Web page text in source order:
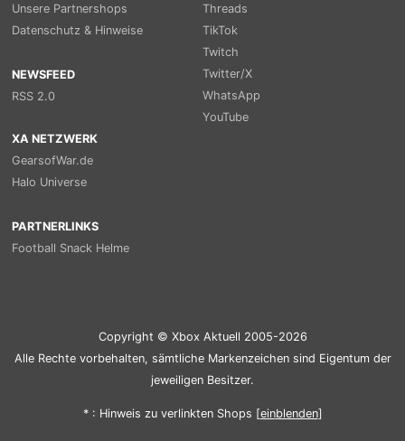
Unsere Partnershops
Datenschutz & Hinweise
NEWSFEED
RSS 2.0
Threads
TikTok
Twitch
Twitter/X
WhatsApp
YouTube
XA NETZWERK
GearsofWar.de
Halo Universe
PARTNERLINKS
Football Snack Helme
Copyright © Xbox Aktuell 2005-2026
Alle Rechte vorbehalten, sämtliche Markenzeichen sind Eigentum der
jeweiligen Besitzer.
* : Hinweis zu verlinkten Shops [einblenden]